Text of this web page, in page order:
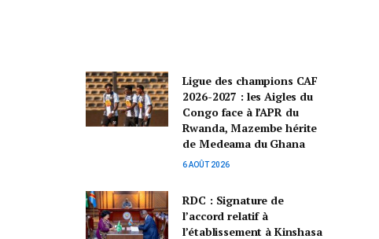
Ligue des champions CAF
2026-2027 : les Aigles du
Congo face à l’APR du
Rwanda, Mazembe hérite
de Medeama du Ghana
6 AOÛT 2026
RDC : Signature de
l’accord relatif à
l’établissement à Kinshasa